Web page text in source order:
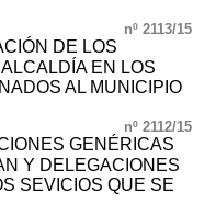
nº 2113/15
DE LOS
EN LOS
AL MUNICIPIO
nº 2112/15
GENÉRICAS
Y DELEGACIONES
SEVICIOS QUE SE